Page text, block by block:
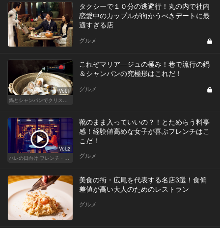
タクシーで１０分の逃避行！丸の内で社内
恋愛中のカップルが向かうべきデートに最
適すぎる店
グルメ
Vol.1
これぞマリア―ジュの極み！巷で流行の鍋
＆シャンパンの究極形はこれだ！
グルメ
Vol.2
靴のまま入っていいの？！とためらう料亭
感！経験値高めな女子が喜ぶフレンチはこ
こだ！
グルメ
美食の街・広尾を代表する名店3選！食偏
差値が高い大人のためのレストラン
グルメ